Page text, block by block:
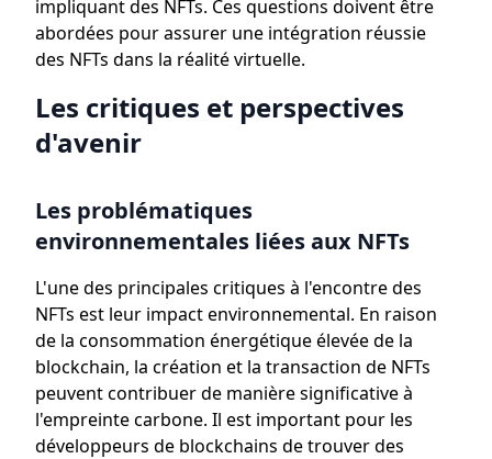
impliquant des NFTs. Ces questions doivent être
abordées pour assurer une intégration réussie
des NFTs dans la réalité virtuelle.
Les critiques et perspectives
d'avenir
Les problématiques
environnementales liées aux NFTs
L'une des principales critiques à l'encontre des
NFTs est leur impact environnemental. En raison
de la consommation énergétique élevée de la
blockchain, la création et la transaction de NFTs
peuvent contribuer de manière significative à
l'empreinte carbone. Il est important pour les
développeurs de blockchains de trouver des